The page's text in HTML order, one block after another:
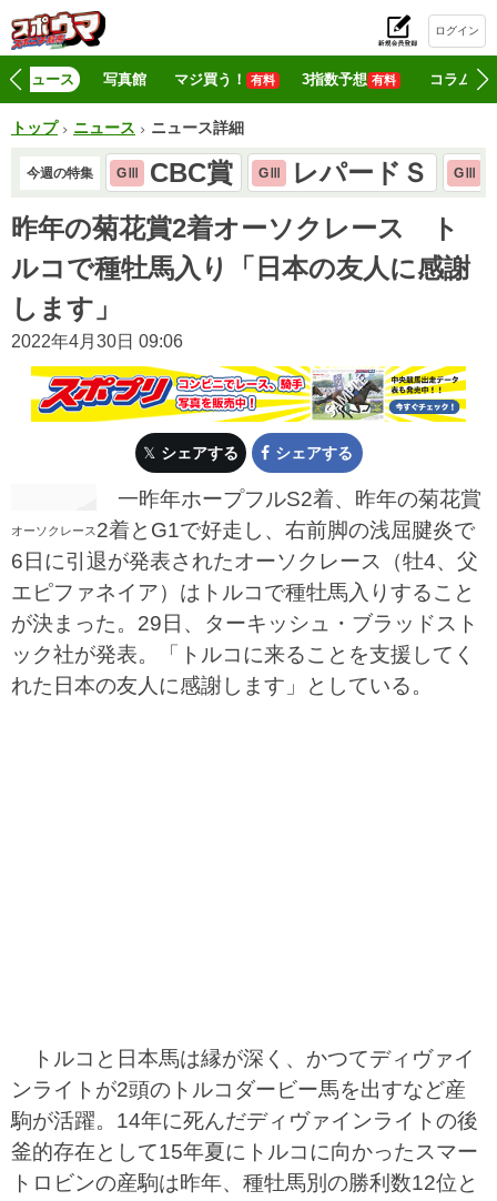
ログイン
ニュース 写真館 マジ買う！ 有料 3指数予想 有料 コラム
トップ ニュース ニュース詳細
今週の特集 GⅢ CBC賞 GⅢ レパードＳ GⅢ
昨年の菊花賞2着オーソクレース ト
ルコで種牡馬入り「日本の友人に感謝
します」
2022年4月30日 09:06
シェアする シェアする
オーソクレース
一昨年ホープフルS2着、昨年の菊花賞
2着とG1で好走し、右前脚の浅屈腱炎で
6日に引退が発表されたオーソクレース（牡4、父
エピファネイア）はトルコで種牡馬入りすること
が決まった。29日、ターキッシュ・ブラッドスト
ック社が発表。「トルコに来ることを支援してく
れた日本の友人に感謝します」としている。
トルコと日本馬は縁が深く、かつてディヴァイ
ンライトが2頭のトルコダービー馬を出すなど産
駒が活躍。14年に死んだディヴァインライトの後
釜的存在として15年夏にトルコに向かったスマー
トロビンの産駒は昨年、種牡馬別の勝利数12位と